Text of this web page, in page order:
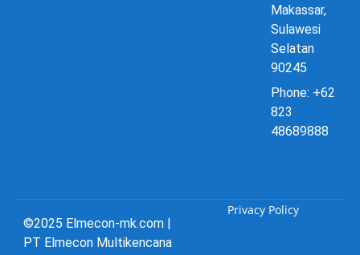
Makassar,
Sulawesi
Selatan
90245
Phone: +62
823
48689888
©2025 Elmecon-mk.com |
PT Elmecon Multikencana
Privacy Policy